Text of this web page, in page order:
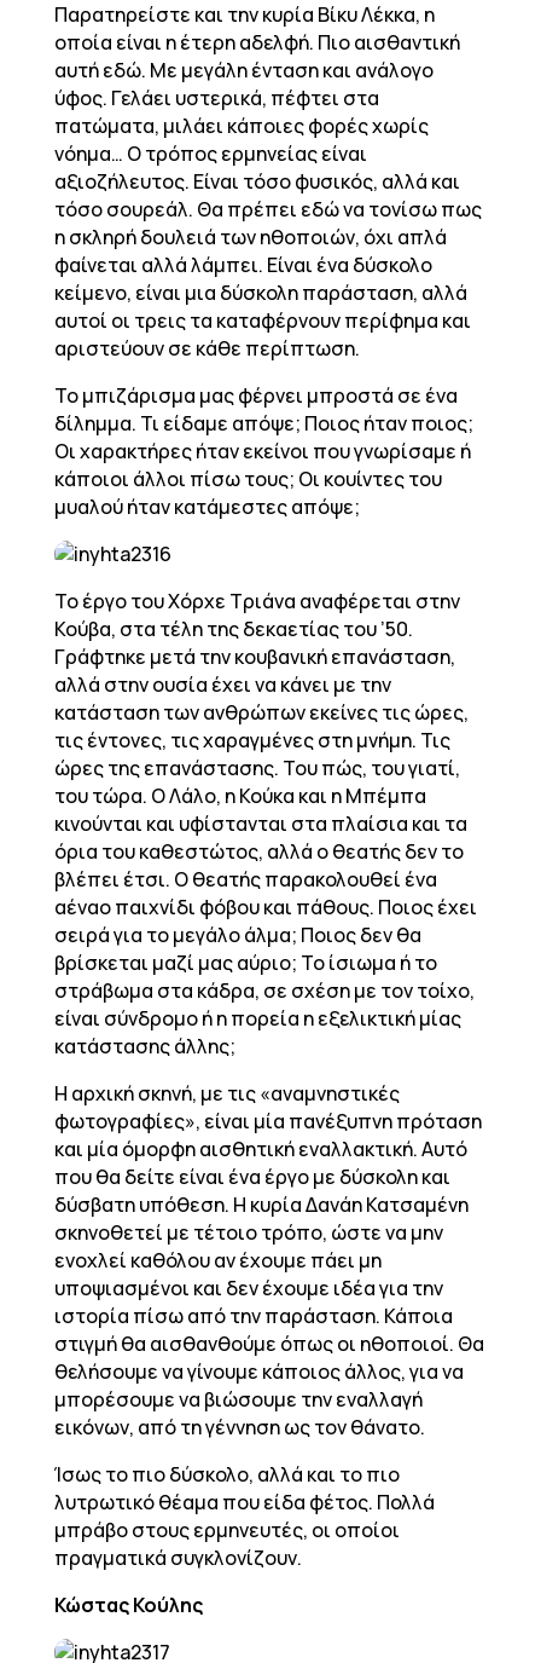
Παρατηρείστε και την κυρία Βίκυ Λέκκα, η
οποία είναι η έτερη αδελφή. Πιο αισθαντική
αυτή εδώ. Με μεγάλη ένταση και ανάλογο
ύφος. Γελάει υστερικά, πέφτει στα
πατώματα, μιλάει κάποιες φορές χωρίς
νόημα… Ο τρόπος ερμηνείας είναι
αξιοζήλευτος. Είναι τόσο φυσικός, αλλά και
τόσο σουρεάλ. Θα πρέπει εδώ να τονίσω πως
η σκληρή δουλειά των ηθοποιών, όχι απλά
φαίνεται αλλά λάμπει. Είναι ένα δύσκολο
κείμενο, είναι μια δύσκολη παράσταση, αλλά
αυτοί οι τρεις τα καταφέρνουν περίφημα και
αριστεύουν σε κάθε περίπτωση.
Το μπιζάρισμα μας φέρνει μπροστά σε ένα
δίλημμα. Τι είδαμε απόψε; Ποιος ήταν ποιος;
Οι χαρακτήρες ήταν εκείνοι που γνωρίσαμε ή
κάποιοι άλλοι πίσω τους; Οι κουίντες του
μυαλού ήταν κατάμεστες απόψε;
Το έργο του Χόρχε Τριάνα αναφέρεται στην
Κούβα, στα τέλη της δεκαετίας του ’50.
Γράφτηκε μετά την κουβανική επανάσταση,
αλλά στην ουσία έχει να κάνει με την
κατάσταση των ανθρώπων εκείνες τις ώρες,
τις έντονες, τις χαραγμένες στη μνήμη. Τις
ώρες της επανάστασης. Του πώς, του γιατί,
του τώρα. Ο Λάλο, η Κούκα και η Μπέμπα
κινούνται και υφίστανται στα πλαίσια και τα
όρια του καθεστώτος, αλλά ο θεατής δεν το
βλέπει έτσι. Ο θεατής παρακολουθεί ένα
αέναο παιχνίδι φόβου και πάθους. Ποιος έχει
σειρά για το μεγάλο άλμα; Ποιος δεν θα
βρίσκεται μαζί μας αύριο; To ίσιωμα ή το
στράβωμα στα κάδρα, σε σχέση με τον τοίχο,
είναι σύνδρομο ή η πορεία η εξελικτική μίας
κατάστασης άλλης;
Η αρχική σκηνή, με τις «αναμνηστικές
φωτογραφίες», είναι μία πανέξυπνη πρόταση
και μία όμορφη αισθητική εναλλακτική. Αυτό
που θα δείτε είναι ένα έργο με δύσκολη και
δύσβατη υπόθεση. Η κυρία Δανάη Κατσαμένη
σκηνοθετεί με τέτοιο τρόπο, ώστε να μην
ενοχλεί καθόλου αν έχουμε πάει μη
υποψιασμένοι και δεν έχουμε ιδέα για την
ιστορία πίσω από την παράσταση. Κάποια
στιγμή θα αισθανθούμε όπως οι ηθοποιοί. Θα
θελήσουμε να γίνουμε κάποιος άλλος, για να
μπορέσουμε να βιώσουμε την εναλλαγή
εικόνων, από τη γέννηση ως τον θάνατο.
Ίσως το πιο δύσκολο, αλλά και το πιο
λυτρωτικό θέαμα που είδα φέτος. Πολλά
μπράβο στους ερμηνευτές, οι οποίοι
πραγματικά συγκλονίζουν.
Κώστας Κούλης